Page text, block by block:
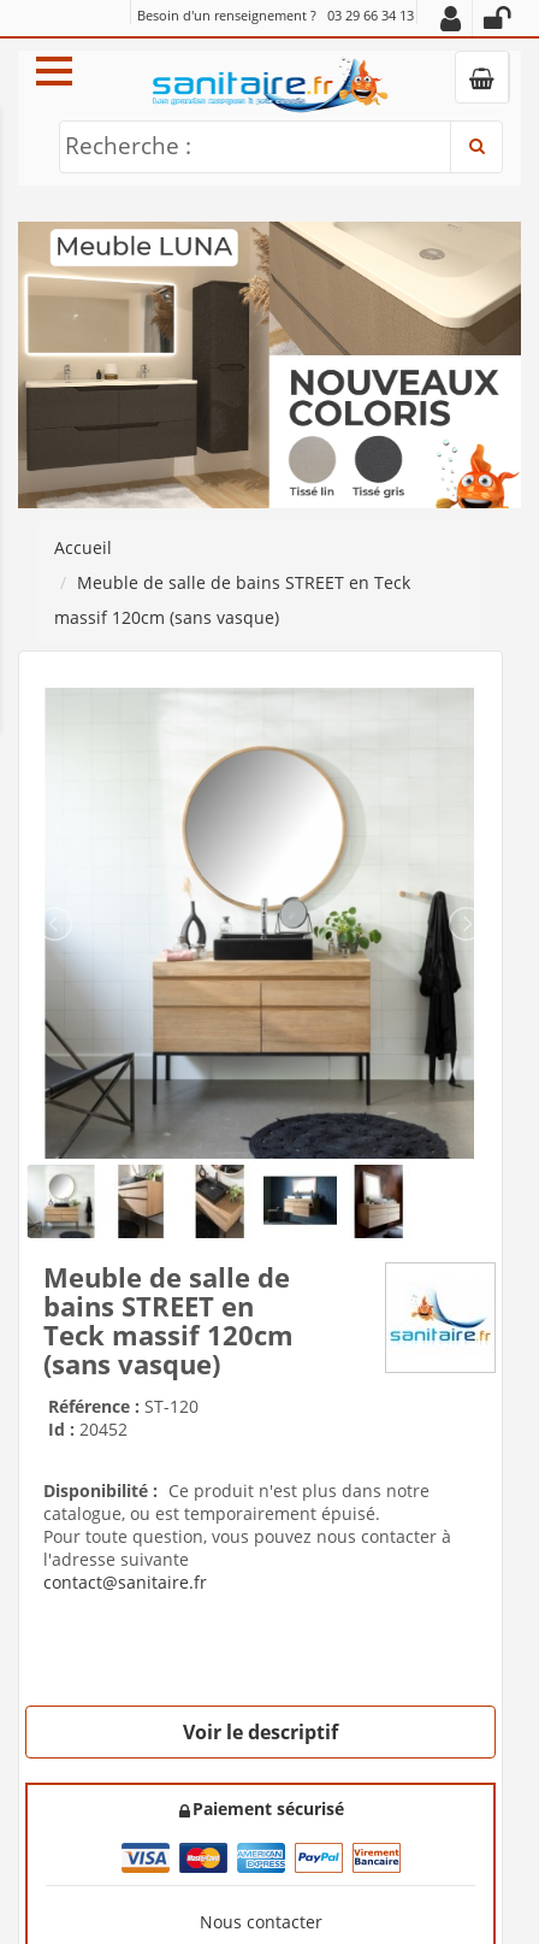
Besoin d'un renseignement ? 03 29 66 34 13
Recherche :
Accueil
Meuble de salle de bains STREET en Teck
massif 120cm (sans vasque)
Meuble de salle de
bains STREET en
Teck massif 120cm
(sans vasque)
Référence : ST-120
Id : 20452
Disponibilité : Ce produit n'est plus dans notre
catalogue, ou est temporairement épuisé.
Pour toute question, vous pouvez nous contacter à
l'adresse suivante
contact@sanitaire.fr
Voir le descriptif
Paiement sécurisé
Nous contacter